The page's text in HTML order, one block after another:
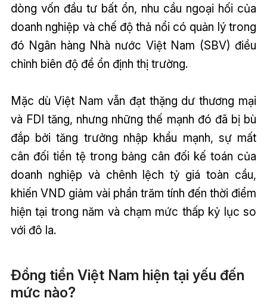
dòng vốn đầu tư bất ổn, nhu cầu ngoại hối của
doanh nghiệp và chế độ thả nổi có quản lý trong
đó Ngân hàng Nhà nước Việt Nam (SBV) điều
chỉnh biên độ để ổn định thị trường.
Mặc dù Việt Nam vẫn đạt thặng dư thương mại
và FDI tăng, nhưng những thế mạnh đó đã bị bù
đắp bởi tăng trưởng nhập khẩu mạnh, sự mất
cân đối tiền tệ trong bảng cân đối kế toán của
doanh nghiệp và chênh lệch tỷ giá toàn cầu,
khiến VND giảm vài phần trăm tính đến thời điểm
hiện tại trong năm và chạm mức thấp kỷ lục so
với đô la.
Đồng tiền Việt Nam hiện tại yếu đến
mức nào?